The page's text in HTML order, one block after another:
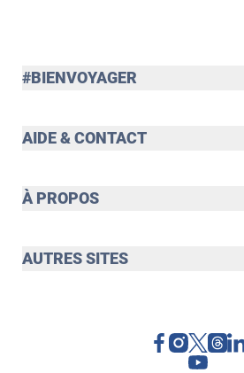
#BIENVOYAGER
AIDE & CONTACT
À PROPOS
AUTRES SITES